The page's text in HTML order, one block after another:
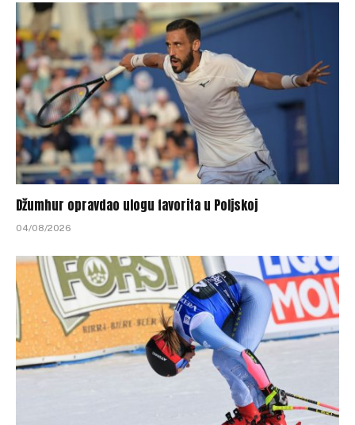
Džumhur opravdao ulogu favorita u Poljskoj
04/08/2026